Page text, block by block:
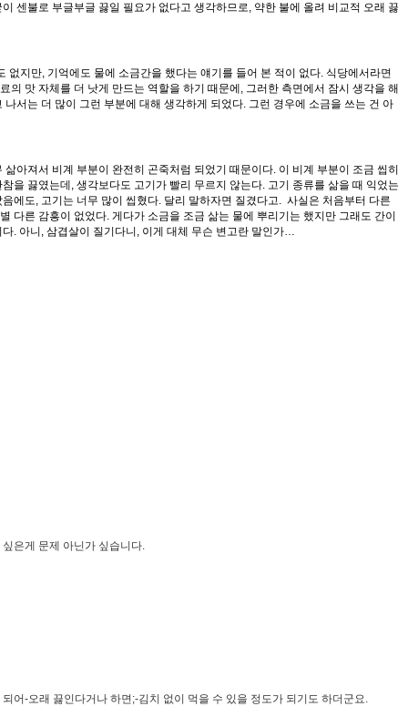
센불로 부글부글 끓일 필요가 없다고 생각하므로, 약한 불에 올려 비교적 오래 끓
지만, 기억에도 물에 소금간을 했다는 얘기를 들어 본 적이 없다. 식당에서라면
맛 자체를 더 낫게 만드는 역할을 하기 때문에, 그러한 측면에서 잠시 생각을 해
서는 더 많이 그런 부분에 대해 생각하게 되었다. 그런 경우에 소금을 쓰는 건 아
아져서 비계 부분이 완전히 곤죽처럼 되었기 때문이다. 이 비계 부분이 조금 씹히
을 끓였는데, 생각보다도 고기가 빨리 무르지 않는다. 고기 종류를 삶을 때 익었는
에도, 고기는 너무 많이 씹혔다. 달리 말하자면 질겼다고. 사실은 처음부터 다른
른 감흥이 없었다. 게다가 소금을 조금 삶는 물에 뿌리기는 했지만 그래도 간이
. 아니, 삼겹살이 질기다니, 이게 대체 무슨 변고란 말인가…
은게 문제 아닌가 싶습니다.
어-오래 끓인다거나 하면;-김치 없이 먹을 수 있을 정도가 되기도 하더군요.